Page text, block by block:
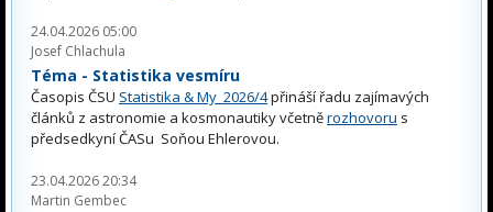
24.04.2026 05:00
Josef Chlachula
Téma - Statistika vesmíru
Časopis ČSU Statistika & My 2026/4přináší řadu zajímavých
článků z astronomie a kosmonautiky včetněrozhovoru s
předsedkyní ČASu Soňou Ehlerovou.
23.04.2026 20:34
Martin Gembec